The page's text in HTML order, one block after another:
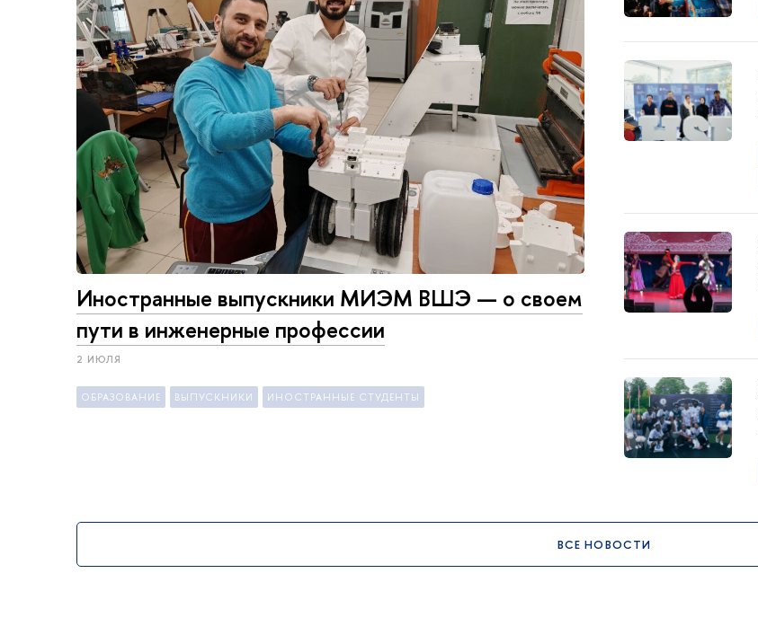
Иностранные выпускники МИЭМ ВШЭ — о своем
пути в инженерные профессии
2 ИЮЛЯ
ОБРАЗОВАНИЕ ВЫПУСКНИКИ ИНОСТРАННЫЕ СТУДЕНТЫ
ВСЕ НОВОСТИ